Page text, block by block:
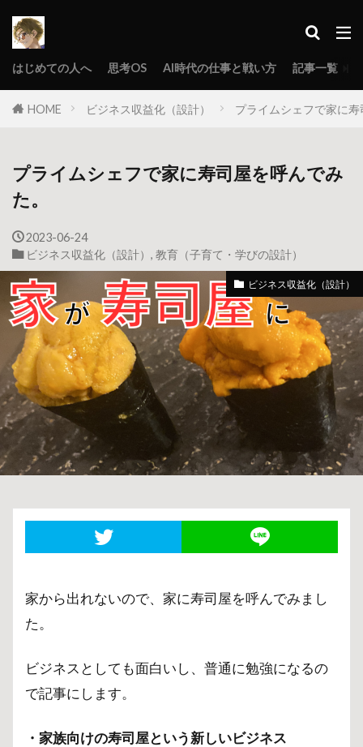
はじめての人へ 思考OS AI時代の仕事と戦い方 記事一覧
HOME ビジネス収益化（設計） プライムシェフで家に
プライムシェフで家に寿司屋を呼んでみ
た。
2023-06-24
ビジネス収益化（設計） , 教育（子育て・学びの設計）
ビジネス収益化（設計）
家から出れないので、家に寿司屋を呼んでみまし
た。
ビジネスとしても面白いし、普通に勉強になるの
で記事にします。
・家族向けの寿司屋という新しいビジネス